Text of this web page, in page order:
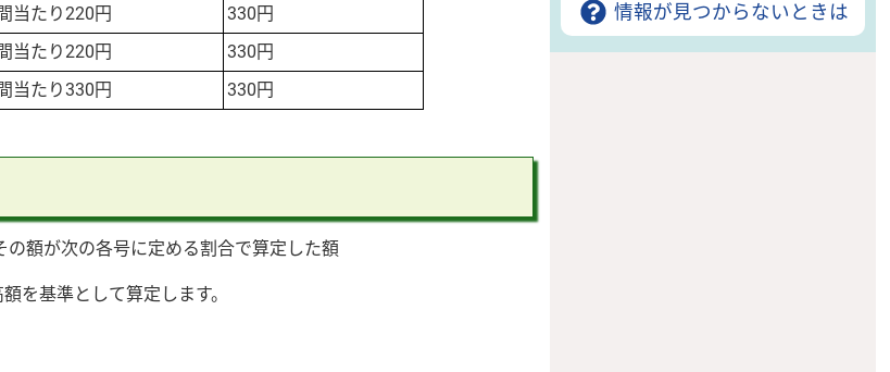
当たり220円
330円
当たり220円
330円
当たり330円 330円
額が次の各号に定める割合で算定した額
を基準として算定します。
情報が見つからないときは